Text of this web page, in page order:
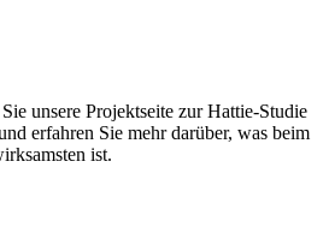
unsere Projektseite zur Hattie-Studie
erfahren Sie mehr darüber, was beim
ist.